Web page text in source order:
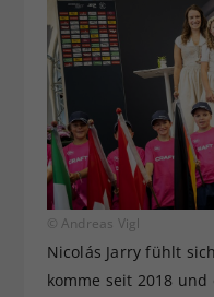
© Andreas Vigl
Nicolás Jarry fühlt
komme seit 2018